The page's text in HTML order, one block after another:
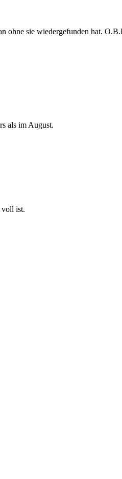
sie wiedergefunden hat.
als im August.
voll ist.